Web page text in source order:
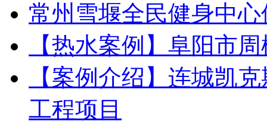
常州雪堰全民健身中
【热水案例】阜阳市
【案例介绍】连城凯
工程项目